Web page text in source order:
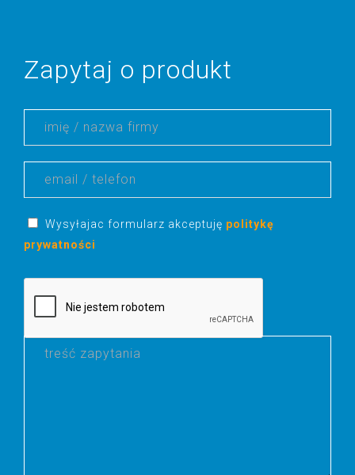
Zapytaj o produkt
Wysyłajac formularz akceptuję politykę
prywatności